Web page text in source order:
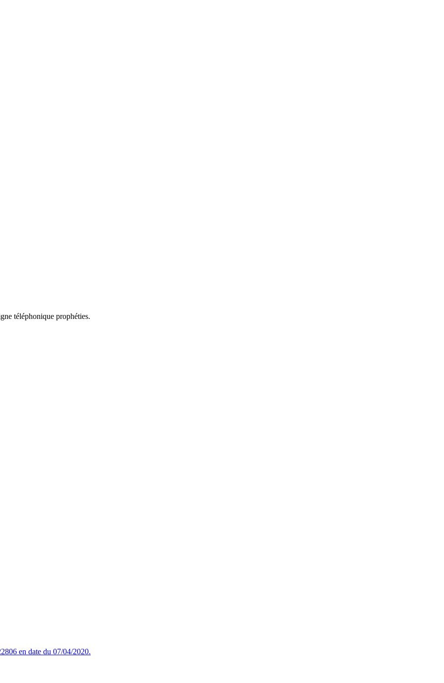
téléphonique prophéties.
en date du 07/04/2020.